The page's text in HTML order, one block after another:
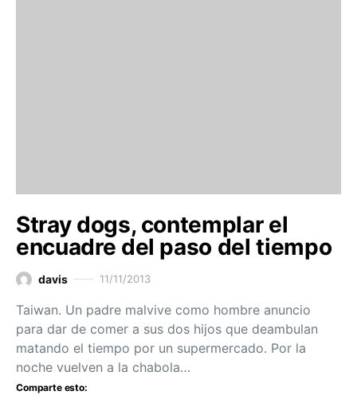
Stray dogs, contemplar el
encuadre del paso del tiempo
davis 11/11/2013
Taiwan. Un padre malvive como hombre anuncio
para dar de comer a sus dos hijos que deambulan
matando el tiempo por un supermercado. Por la
noche vuelven a la chabola…
Comparte esto: